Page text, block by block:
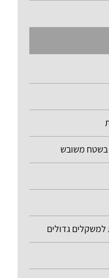
בשטח משובש
גדולים